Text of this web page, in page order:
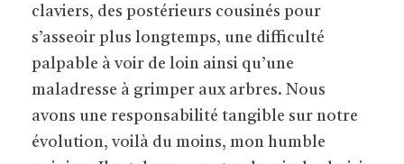
claviers, des postérieurs cousinés pour
s’asseoir plus longtemps, une difficulté
palpable à voir de loin ainsi qu’une
maladresse à grimper aux arbres. Nous
avons une responsabilité tangible sur notre
évolution, voilà du moins, mon humble